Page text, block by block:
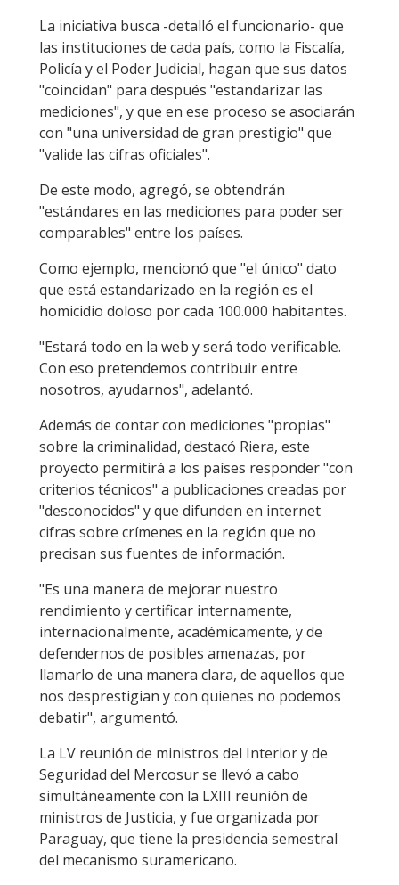
La iniciativa busca -detalló el funcionario- que
las instituciones de cada país, como la Fiscalía,
Policía y el Poder Judicial, hagan que sus datos
"coincidan" para después "estandarizar las
mediciones", y que en ese proceso se asociarán
con "una universidad de gran prestigio" que
"valide las cifras oficiales".
De este modo, agregó, se obtendrán
"estándares en las mediciones para poder ser
comparables" entre los países.
Como ejemplo, mencionó que "el único" dato
que está estandarizado en la región es el
homicidio doloso por cada 100.000 habitantes.
"Estará todo en la web y será todo verificable.
Con eso pretendemos contribuir entre
nosotros, ayudarnos", adelantó.
Además de contar con mediciones "propias"
sobre la criminalidad, destacó Riera, este
proyecto permitirá a los países responder "con
criterios técnicos" a publicaciones creadas por
"desconocidos" y que difunden en internet
cifras sobre crímenes en la región que no
precisan sus fuentes de información.
"Es una manera de mejorar nuestro
rendimiento y certificar internamente,
internacionalmente, académicamente, y de
defendernos de posibles amenazas, por
llamarlo de una manera clara, de aquellos que
nos desprestigian y con quienes no podemos
debatir", argumentó.
La LV reunión de ministros del Interior y de
Seguridad del Mercosur se llevó a cabo
simultáneamente con la LXIII reunión de
ministros de Justicia, y fue organizada por
Paraguay, que tiene la presidencia semestral
del mecanismo suramericano.